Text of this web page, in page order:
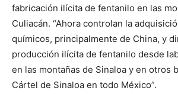
fabricación ilícita de fentanilo en las
Culiacán. “Ahora controlan la
químicos, principalmente de China, y
producción ilícita de fentanilo desde
en las montañas de Sinaloa y en otros
Cártel de Sinaloa en todo México”.